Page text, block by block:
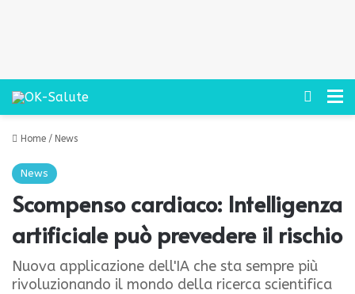
Cerca
Home / News
News
Scompenso cardiaco: Intelligenza
artificiale può prevedere il rischio
Nuova applicazione dell'IA che sta sempre più
rivoluzionando il mondo della ricerca scientifica